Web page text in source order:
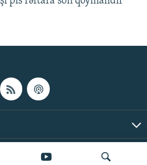
© 2026 Inc. | Bütün hüquqlar qorunur